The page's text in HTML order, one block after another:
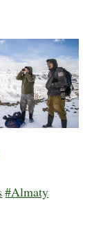
#Almaty